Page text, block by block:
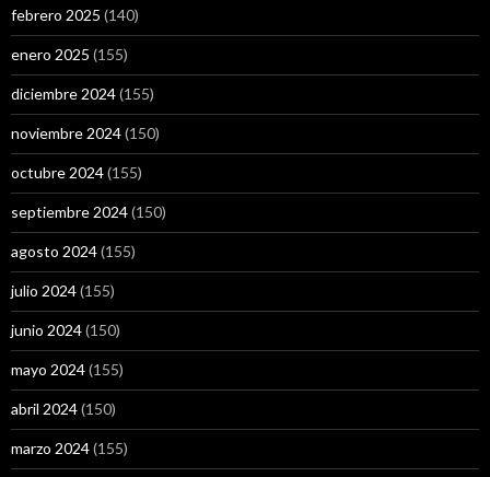
febrero 2025 (140)
enero 2025 (155)
diciembre 2024(155)
noviembre 2024(150)
octubre 2024(155)
septiembre 2024(150)
agosto 2024(155)
julio 2024(155)
junio 2024(150)
mayo 2024(155)
abril 2024(150)
marzo 2024(155)